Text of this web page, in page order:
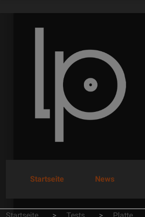
Startseite News